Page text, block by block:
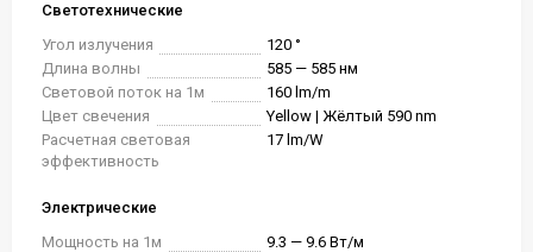
Светотехнические
Угол излучения
120 °
Длина волны
585 — 585 нм
Световой поток на 1м
160 lm/m
Цвет свечения
Yellow | Жёлтый 590 nm
Расчетная световая
эффективность
17 lm/W
Электрические
Мощность на 1м
9.3 — 9.6 Вт/м